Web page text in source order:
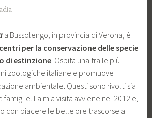
a Bussolengo, in provincia di Verona, è
per la conservazione delle specie
di estinzione. Ospita una tra le più
zoologiche italiane e promuove
ambientale. Questi sono rivolti sia
La mia visita avviene nel 2012 e,
con piacere le belle ore trascorse a